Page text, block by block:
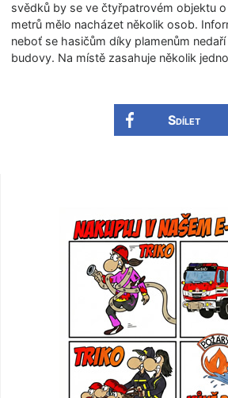
svědků by se ve čtyřpatrovém objektu
metrů mělo nacházet několik osob.
neboť se hasičům díky plamenům
budovy. Na místě zasahuje několik
Sdílet